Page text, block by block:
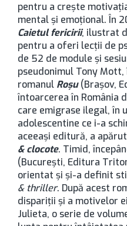
pentru a crește
mental și emoțional. În
Caietul fericirii, ilustrat
pentru a oferi lecții de
de 52 de module și
pseudonimul Tony Mott,
romanul Roșu (Brașov,
întoarcerea în România
care emigrase ilegal, în
adolescentine ce i-a
aceeași editură, a
& clocote. Timid,
(București, Editura
orientat și și-a definit
& thriller. După acest
dispariții și a motivelor
Julieta, o serie de